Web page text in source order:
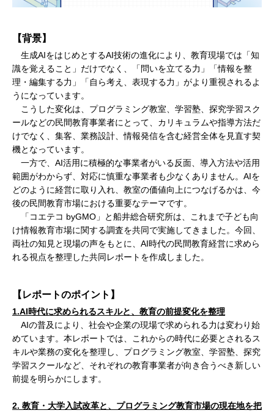
【背景】
生成AIをはじめとするAI技術の進化により、教育現場では「知
識を覚えること」だけでなく、「問いを立てる力」「情報を整
理・編集する力」「自ら考え、表現する力」がより重視されるよ
うになっています。
こうした変化は、プログラミング教室、学習塾、探究学習スク
ールなどの民間教育事業者にとって、カリキュラムや指導方法だ
けでなく、集客、業務設計、情報発信を含む経営全体を見直す契
機となっています。
一方で、AI活用に積極的な事業者がいる反面、導入方法や活用
範囲がわからず、対応に慎重な事業者も少なくありません。AIを
どのように経営に取り入れ、教室の価値向上につなげるかは、今
後の民間教育市場における重要なテーマです。
「コエテコ byGMO」と船井総合研究所は、これまで子ども向
け情報教育市場に関する調査を共同で実施してきました。今回、
両社の知見と現場の声をもとに、AI時代の民間教育経営に求めら
れる視点を整理した共同レポートを作成しました。
【レポートのポイント】
1.AI時代に求められるスキルと、教育の前提変化を整理
AIの普及により、社会や企業の現場で求められる力は変わり始
めています。本レポートでは、これからの時代に必要とされるス
キルや業務の変化を整理し、プログラミング教室、学習塾、探究
学習スクールなど、それぞれの教育事業者が向き合うべき新しい
前提を明らかにします。
2. 教育・大学入試改革と、プログラミング教育市場の現在地を把